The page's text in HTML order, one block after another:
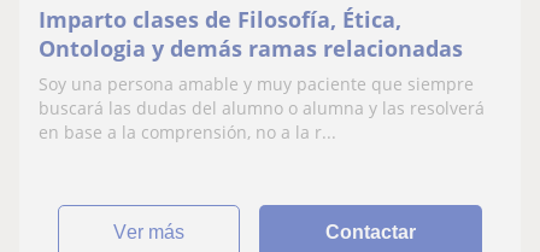
Imparto clases de Filosofía, Ética,
Ontologia y demás ramas relacionadas
Soy una persona amable y muy paciente que siempre
buscará las dudas del alumno o alumna y las resolverá
en base a la comprensión, no a la r...
ver más Contactar